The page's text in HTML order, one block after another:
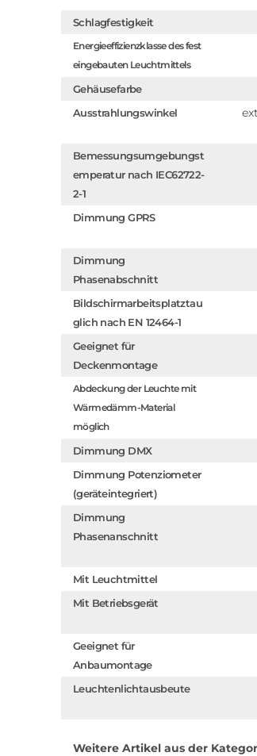
Schlagfestigkeit
Energieeffizienzklasse des fest
eingebauten Leuchtmittels
Gehäusefarbe
Ausstrahlungswinkel
Bemessungsumgebungst
emperatur nach IEC62722-
2-1
Dimmung GPRS
Dimmung
Phasenabschnitt
Bildschirmarbeitsplatztau
glich nach EN 12464-1
Geeignet für
Deckenmontage
Abdeckung der Leuchte mit
Wärmedämm-Material
möglich
Dimmung DMX
Dimmung Potenziometer
(geräteintegriert)
Dimmung
Phasenanschnitt
Mit Leuchtmittel
Mit Betriebsgerät
Geeignet für
Anbaumontage
Leuchtenlichtausbeute
Weitere Artikel aus der